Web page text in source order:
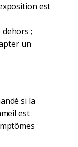
est
;
un
si la
est